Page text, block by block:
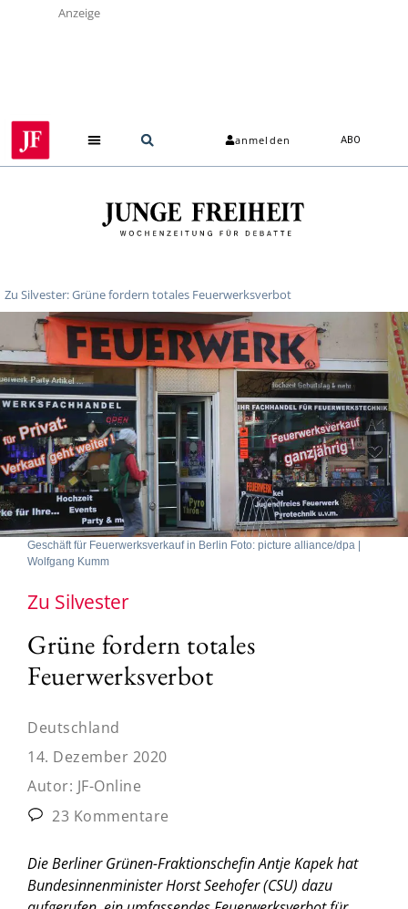
Anzeige
anmelden ABO
Zu Silvester: Grüne fordern totales Feuerwerksverbot
Geschäft für Feuerwerksverkauf in Berlin Foto: picture alliance/dpa |
Wolfgang Kumm
Zu Silvester
Grüne fordern totales
Feuerwerksverbot
Deutschland
14. Dezember 2020
Autor: JF-Online
23 Kommentare
Die Berliner Grünen-Fraktionschefin Antje Kapek hat
Bundesinnenminister Horst Seehofer (CSU) dazu